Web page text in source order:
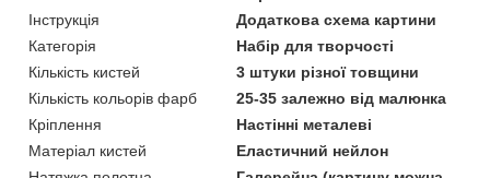
Інструкція
Додаткова схема картини
Категорія
Набір для творчості
Кількість кистей
3 штуки різної товщини
Кількість кольорів фарб
25-35 залежно від малюнка
Кріплення
Настінні металеві
Матеріал кистей
Еластичний нейлон